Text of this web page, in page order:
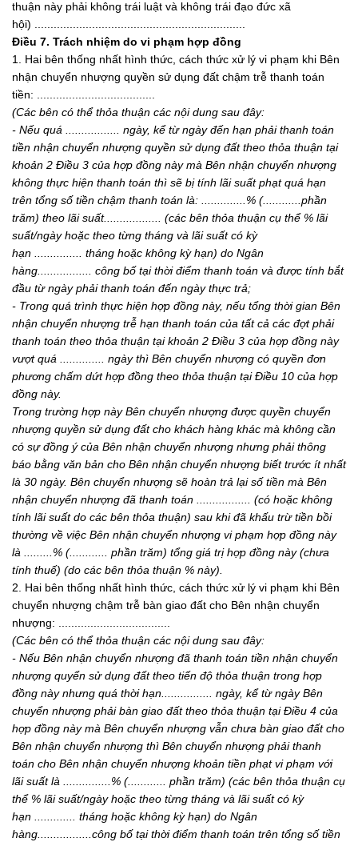
thuận này phải không trái luật và không trái đạo đức xã
hội) ..................................................................
Điều 7. Trách nhiệm do vi phạm hợp đồng
1. Hai bên thống nhất hình thức, cách thức xử lý vi phạm khi Bên
nhận chuyển nhượng quyền sử dụng đất chậm trễ thanh toán
tiền: .....................................
(Các bên có thể thỏa thuận các nội dung sau đây:
- Nếu quá
ngày, kể từ ngày đến hạn phải thanh toán
tiền nhận chuyển nhượng quyền sử dụng đất theo thỏa thuận tại
khoản 2 Điều 3 của hợp đồng này mà Bên nhận chuyển nhượng
không thực hiện thanh toán thì sẽ bị tính lãi suất phạt quá hạn
trên tổng số tiền chậm thanh toán là:
% (............ phần
trăm) theo lãi suất.
(các bên thỏa thuận cụ thể % lãi
suất/ngày hoặc theo từng tháng và lãi suất có kỳ
hạn
tháng hoặc không kỳ hạn) do Ngân
hàng
công bố tại thời điểm thanh toán và được tính bắt
đầu từ ngày phải thanh toán đến ngày thực trả;
- Trong quá trình thực hiện hợp đồng này, nếu tổng thời gian Bên
nhận chuyển nhượng trễ hạn thanh toán của tất cả các đợt phải
thanh toán theo thỏa thuận tại khoản 2 Điều 3 của hợp đồng này
vượt quá ..............
ngày thì Bên chuyển nhượng có quyền đơn
phương chấm dứt hợp đồng theo thỏa thuận tại Điều 10 của hợp
đồng này.
Trong trường hợp này Bên chuyển nhượng được quyền chuyển
nhượng quyền sử dụng đất cho khách hàng khác mà không cần
có sự đồng ý của Bên nhận chuyển nhượng nhưng phải thông
báo bằng văn bản cho Bên nhận chuyển nhượng biết trước ít nhất
là 30 ngày. Bên chuyển nhượng sẽ hoàn trả lại số tiền mà Bên
nhận chuyển nhượng đã thanh toán (có hoặc không
tính lãi suất do các bên thỏa thuận) sau khiđã khấu trừ tiền bồi
thường về việc Bên nhận chuyển nhượng vi phạm hợp đồng này
là
% (. phần trăm) tổng giá trị hợp đồng này (chưa
tính thuế) (do các bên thỏa thuận % này).
2. Hai bên thống nhất hình thức, cách thức xử lý vi phạm khi Bên
chuyển nhượng chậm trễ bàn giao đất cho Bên nhận chuyển
nhượng: ...................................
(Các bên có thể thỏa thuận các nội dung sau đây:
- Nếu Bên nhận chuyển nhượng đã thanh toán tiền nhận chuyển
nhượng quyển sử dụng đất theo tiến độ thỏa thuận trong hợp
đồng này nhưng quá thời hạn
ngày, kể từ ngày Bên
chuyển nhượng phải bàn giao đất theo thỏa thuận tại Điều 4 của
hợp đồng này mà Bên chuyển nhượng vẫn chưa bàn giao đất cho
Bên nhận chuyển nhượng thì Bên chuyển nhượng phải thanh
toán cho Bên nhận chuyển nhượng khoản tiền phạt vi phạm với
lãi suất là
% (. phần trăm) (các bên thỏa thuận cụ
thể % lãi suất/ngày hoặc theo từng tháng và lãi suất có kỳ
hạn
tháng hoặc không kỳ hạn) do Ngân
hàng
công bố tại thời điểm thanh toán trên tổng số tiền